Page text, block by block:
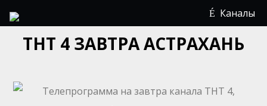
Каналы
ТНТ 4 ЗАВТРА АСТРАХАНЬ